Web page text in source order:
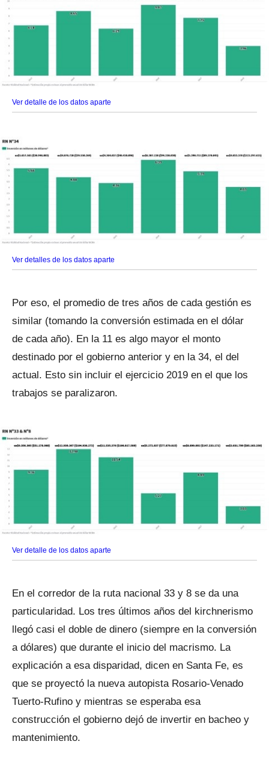
Ver detalle de los datos aparte
Ver detalles de los datos aparte
Por eso, el promedio de tres años de cada gestión es
similar (tomando la conversión estimada en el dólar
de cada año). En la 11 es algo mayor el monto
destinado por el gobierno anterior y en la 34, el del
actual. Esto sin incluir el ejercicio 2019 en el que los
trabajos se paralizaron.
Ver detalle de los datos aparte
En el corredor de la ruta nacional 33 y 8 se da una
particularidad. Los tres últimos años del kirchnerismo
llegó casi el doble de dinero (siempre en la conversión
a dólares) que durante el inicio del macrismo. La
explicación a esa disparidad, dicen en Santa Fe, es
que se proyectó la nueva autopista Rosario-Venado
Tuerto-Rufino y mientras se esperaba esa
construcción el gobierno dejó de invertir en bacheo y
mantenimiento.